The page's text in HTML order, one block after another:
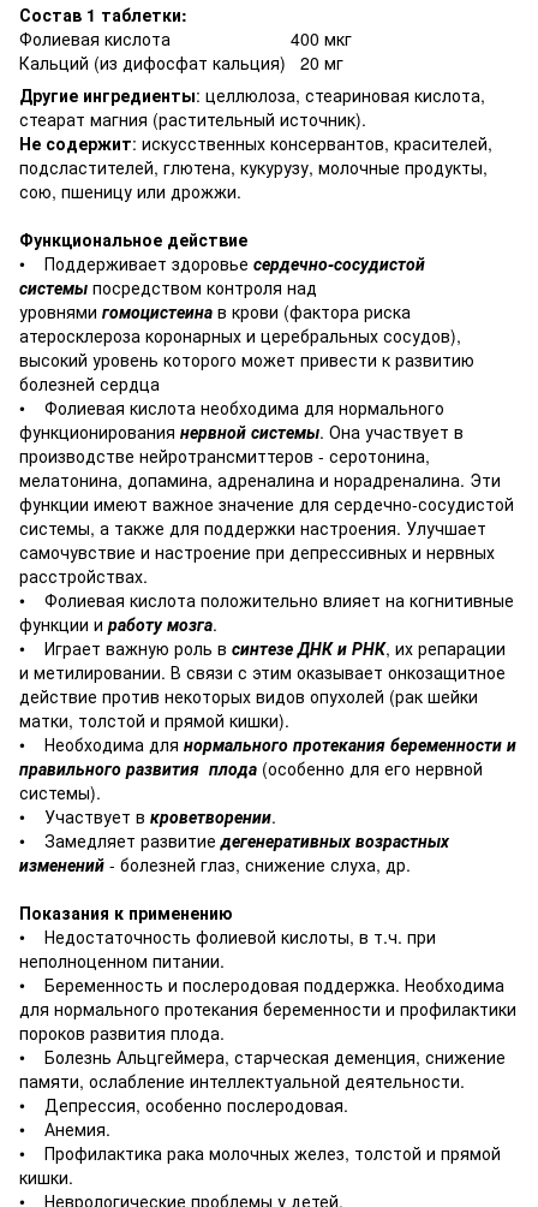
Состав 1 таблетки:
Фолиевая кислота 400 мкг
Кальций (из дифосфат кальция) 20 мг
Другие ингредиенты: целлюлоза, стеариновая кислота,
стеарат магния (растительный источник).
Не содержит: искусственных консервантов, красителей,
подсластителей, глютена, кукурузу, молочные продукты,
сою, пшеницу или дрожжи.
Функциональное действие
• Поддерживает здоровье сердечно-сосудистой
системы посредством контроля над
уровнями гомоцистеина в крови (фактора риска
атеросклероза коронарных и церебральных сосудов),
высокий уровень которого может привести к развитию
болезней сердца
• Фолиевая кислота необходима для нормального
функционирования нервной системы. Она участвует в
производстве нейротрансмиттеров - серотонина,
мелатонина, допамина, адреналина и норадреналина. Эти
функции имеют важное значение для сердечно-сосудистой
системы, а также для поддержки настроения. Улучшает
самочувствие и настроение при депрессивных и нервных
расстройствах.
• Фолиевая кислота положительно влияет на когнитивные
функции и работу мозга.
• Играет важную роль в синтезе ДНК и РНК, их репарации
и метилировании. В связи с этим оказывает онкозащитное
действие против некоторых видов опухолей (рак шейки
матки, толстой и прямой кишки).
• Необходима для нормального протекания беременности и
правильного развития плода (особенно для его нервной
системы).
• Участвует в кроветворении.
• Замедляет развитиедегенеративных возрастных
изменений - болезней глаз, снижение слуха, др.
Показания к применению
• Недостаточность фолиевой кислоты, в т.ч. при
неполноценном питании.
• Беременность и послеродовая поддержка. Необходима
для нормального протекания беременности и профилактики
пороков развития плода.
• Болезнь Альцгеймера, старческая деменция, снижение
памяти, ослабление интеллектуальной деятельности.
• Депрессия, особенно послеродовая.
• Анемия.
• Профилактика рака молочных желез, толстой и прямой
кишки.
• Неврологические проблемы у детей.